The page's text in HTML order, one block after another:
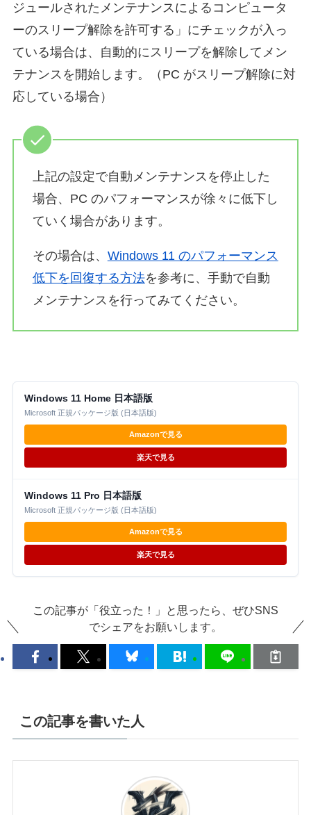
ジュールされたメンテナンスによるコンピュータ
ーのスリープ解除を許可する」にチェックが入っ
ている場合は、自動的にスリープを解除してメン
テナンスを開始します。（PC がスリープ解除に対
応している場合）
上記の設定で自動メンテナンスを停止した
場合、PC のパフォーマンスが徐々に低下し
ていく場合があります。
その場合は、 Windows 11 のパフォーマンス
低下を回復する方法を参考に、手動で自動
メンテナンスを行ってみてください。
Windows 11 Home 日本語版
Microsoft 正規パッケージ版 (日本語版)
Amazonで見る
楽天で見る
Windows 11 Pro 日本語版
Microsoft 正規パッケージ版 (日本語版)
Amazonで見る
楽天で見る
この記事が「役立った！」と思ったら、ぜひSNS
でシェアをお願いします。
この記事を書いた人